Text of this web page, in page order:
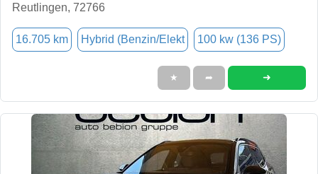
Reutlingen, 72766
16.705 km Hybrid (Benzin/Elekt 100 kw (136 PS)
★ ➦ ➜